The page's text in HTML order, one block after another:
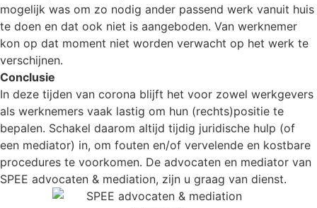
mogelijk was om zo nodig ander passend werk vanuit huis
te doen en dat ook niet is aangeboden. Van werknemer
kon op dat moment niet worden verwacht op het werk te
verschijnen.
Conclusie
In deze tijden van corona blijft het voor zowel werkgevers
als werknemers vaak lastig om hun (rechts)positie te
bepalen. Schakel daarom altijd tijdig juridische hulp (of
een mediator) in, om fouten en/of vervelende en kostbare
procedures te voorkomen. De advocaten en mediator van
SPEE advocaten & mediation, zijn u graag van dienst.